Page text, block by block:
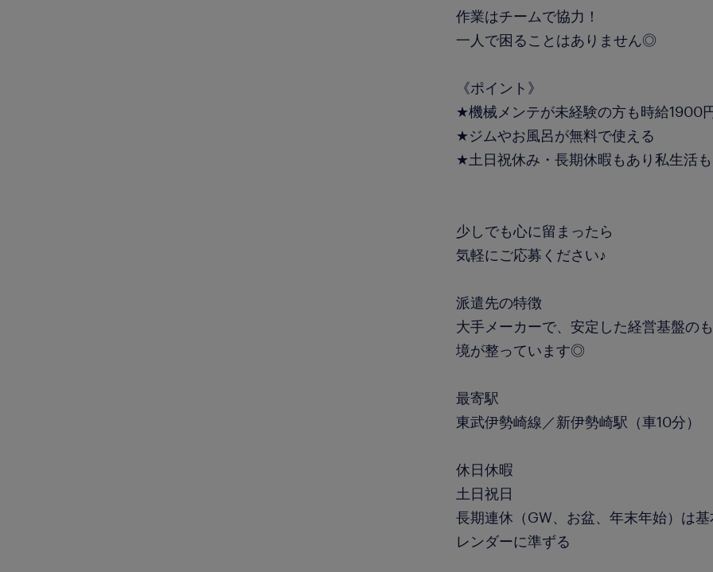
作業はチームで協力！
一人で困ることはありません◎
《ポイント》
★機械メンテが未経験の方も時給1900
★ジムやお風呂が無料で使える
★土日祝休み・長期休暇もあり私生活
少しでも心に留まったら
気軽にご応募ください♪
派遣先の特徴
大手メーカーで、安定した経営基盤の
境が整っています◎
最寄駅
東武伊勢崎線／新伊勢崎駅（車10分）
休日休暇
土日祝日
長期連休（GW、お盆、年末年始）は
レンダーに準ずる